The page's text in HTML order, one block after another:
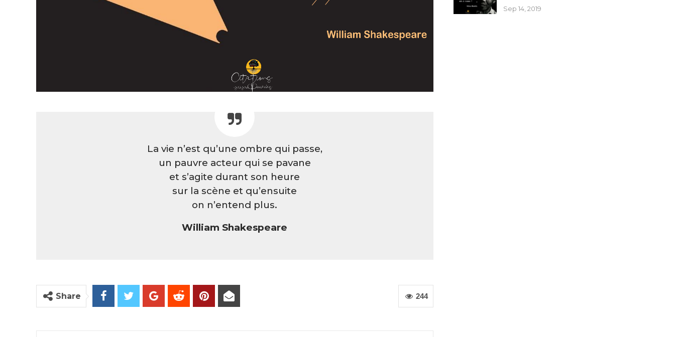
La vie n’est qu’une ombre qui passe,
un pauvre acteur qui se pavane
et s’agite durant son heure
sur la scène et qu’ensuite
on n’entend plus.
William Shakespeare
244
Share
Sep 14, 2019